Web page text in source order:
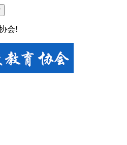
会!